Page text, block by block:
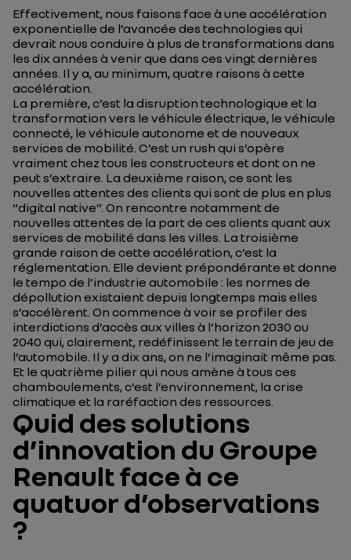
Effectivement, nous faisons face à une accélération
exponentielle de l’avancée des technologies qui
devrait nous conduire à plus de transformations dans
les dix années à venir que dans ces vingt dernières
années. Il y a, au minimum, quatre raisons à cette
accélération.
La première, c’est la disruption technologique et la
transformation vers le véhicule électrique, le véhicule
connecté, le véhicule autonome et de nouveaux
services de mobilité. C’est un rush qui s’opère
vraiment chez tous les constructeurs et dont on ne
peut s’extraire. La deuxième raison, ce sont les
nouvelles attentes des clients qui sont de plus en plus
“digital native”. On rencontre notamment de
nouvelles attentes de la part de ces clients quant aux
services de mobilité dans les villes. La troisième
grande raison de cette accélération, c’est la
réglementation. Elle devient prépondérante et donne
le tempo de l’industrie automobile : les normes de
dépollution existaient depuis longtemps mais elles
s’accélèrent. On commence à voir se profiler des
interdictions d’accès aux villes à l’horizon 2030 ou
2040 qui, clairement, redéfinissent le terrain de jeu de
l’automobile. Il y a dix ans, on ne l’imaginait même pas.
Et le quatrième pilier qui nous amène à tous ces
chamboulements, c’est l’environnement, la crise
climatique et la raréfaction des ressources.
Quid des solutions
d’innovation du Groupe
Renault face à ce
quatuor d’observations
?